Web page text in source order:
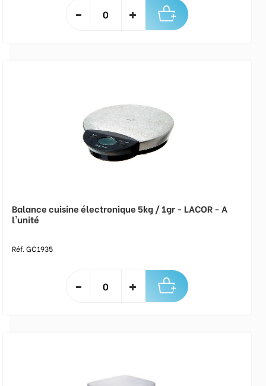
Balance cuisine électronique 5kg / 1gr - LACOR - A
l'unité
Réf. GC1935